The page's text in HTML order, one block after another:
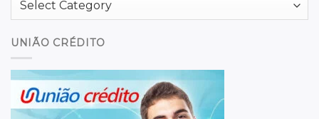
UNIÃO CRÉDITO